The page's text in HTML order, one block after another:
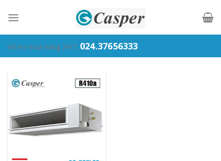
Hỗ trợ mua hàng 24/7: 024.37656333